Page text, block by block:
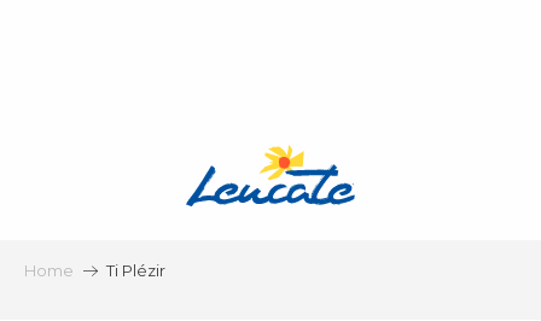
Home Ti Plézir